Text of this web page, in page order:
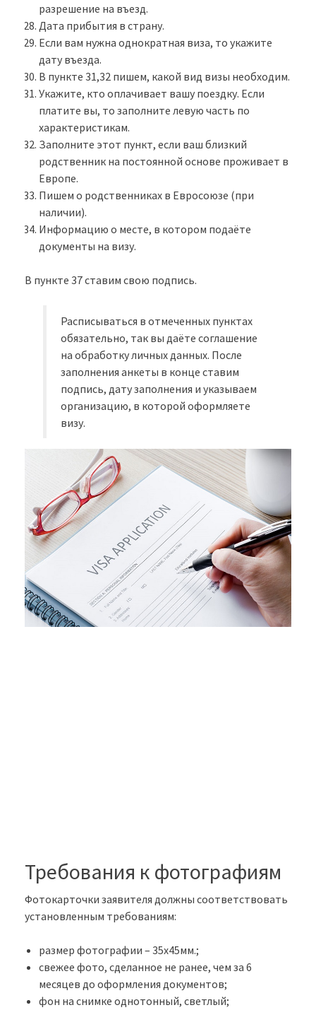
разрешение на въезд.
Дата прибытия в страну.
Если вам нужна однократная виза, то укажите
дату въезда.
В пункте 31,32 пишем, какой вид визы необходим.
Укажите, кто оплачивает вашу поездку. Если
платите вы, то заполните левую часть по
характеристикам.
Заполните этот пункт, если ваш близкий
родственник на постоянной основе проживает в
Европе.
Пишем о родственниках в Евросоюзе (при
наличии).
Информацию о месте, в котором подаёте
документы на визу.
В пункте 37 ставим свою подпись.
Расписываться в отмеченных пунктах
обязательно, так вы даёте соглашение
на обработку личных данных. После
заполнения анкеты в конце ставим
подпись, дату заполнения и указываем
организацию, в которой оформляете
визу.
Требования к фотографиям
Фотокарточки заявителя должны соответствовать
установленным требованиям:
размер фотографии – 35х45мм.;
свежее фото, сделанное не ранее, чем за 6
месяцев до оформления документов;
фон на снимке однотонный, светлый;